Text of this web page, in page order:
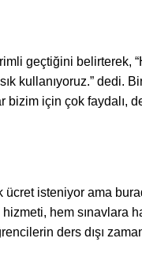
geçtiğini belirterek,
kullanıyoruz.” dedi.
bizim için çok faydalı,
ücret isteniyor ama
hem sınavlara
ders dışı